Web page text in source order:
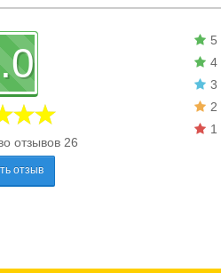
отзывов 26
отзыв
5
4
3
2
1